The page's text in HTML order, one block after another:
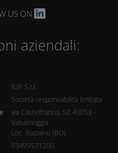
US ON
aziendali:
ILIP S.r.l.
Società responsabilità limitata
via Castelfranco, 52 40053 -
Valsamoggia
Loc. Bazzano (BO)
03499571200